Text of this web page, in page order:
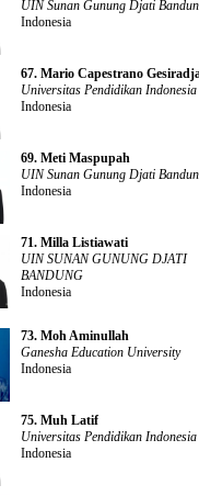
UIN Sunan Gunung Djati
Indonesia
67. Mario Capestrano
Universitas Pendidikan Indonesia
Indonesia
69. Meti Maspupah
UIN Sunan Gunung Djati
Indonesia
71. Milla Listiawati
UIN SUNAN GUNUNG DJATI
BANDUNG
Indonesia
73. Moh Aminullah
Ganesha Education University
Indonesia
75. Muh Latif
Universitas Pendidikan Indonesia
Indonesia